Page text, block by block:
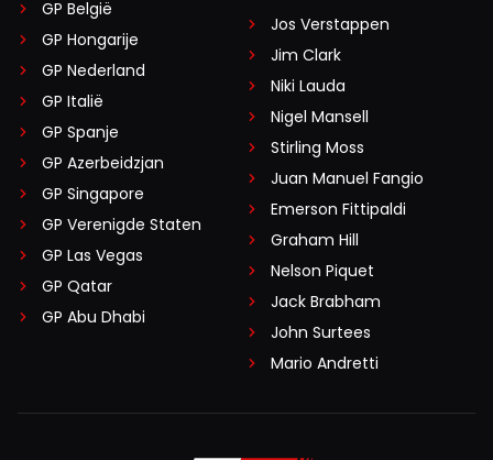
GP België
GP Hongarije
GP Nederland
GP Italië
GP Spanje
GP Azerbeidzjan
GP Singapore
GP Verenigde Staten
GP Las Vegas
GP Qatar
GP Abu Dhabi
Jos Verstappen
Jim Clark
Niki Lauda
Nigel Mansell
Stirling Moss
Juan Manuel Fangio
Emerson Fittipaldi
Graham Hill
Nelson Piquet
Jack Brabham
John Surtees
Mario Andretti